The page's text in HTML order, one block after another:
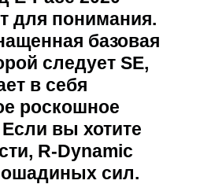
для понимания.
базовая
следует SE,
в себя
роскошное
вы хотите
R-Dynamic
сил.